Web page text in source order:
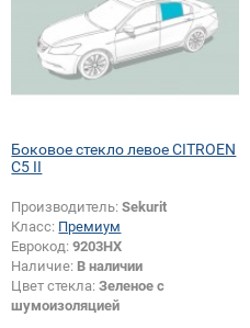
Боковое стекло левое CITROEN
C5 II
Производитель:Sekurit
Класс: Премиум
Еврокод:9203HX
Наличие: В наличии
Цвет стекла:Зеленое с
шумоизоляцией